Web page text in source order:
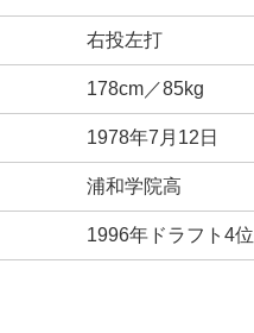
右投左打
178cm／85kg
1978年7月12日
浦和学院高
1996年ドラフト4位